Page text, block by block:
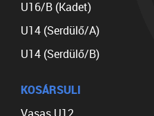
U16/B (Kadet)
U14 (Serdülő/A)
U14 (Serdülő/B)
KOSÁRSULI